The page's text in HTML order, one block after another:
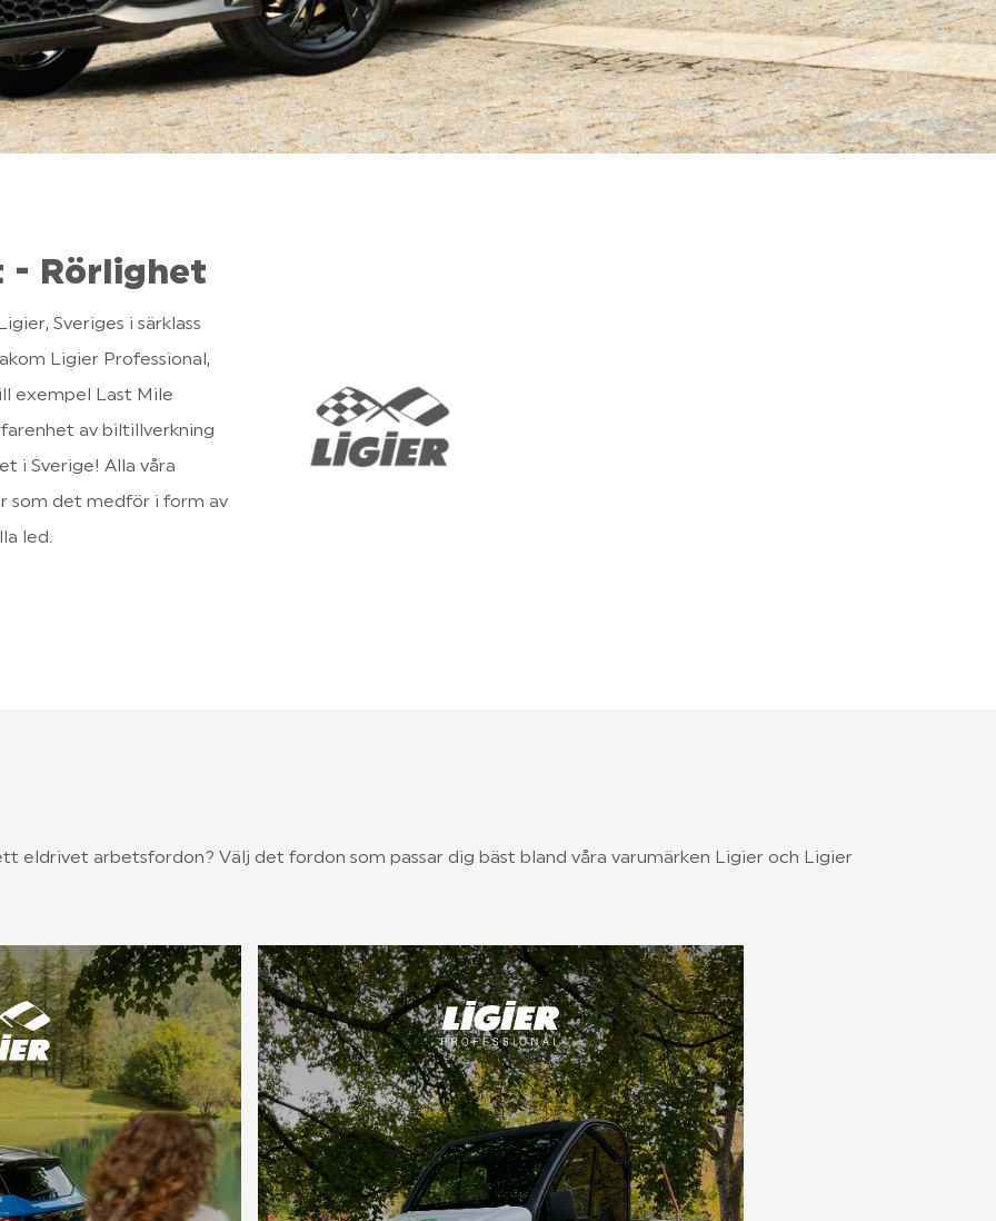
- Rörlighet
Sveriges i särklass
Ligier Professional,
exempel Last Mile
av biltillverkning
i Sverige! Alla våra
som det medför i form av
led.
eldrivet arbetsfordon? Välj det fordon som passar dig bäst bland våra varumärken Ligier och Ligier